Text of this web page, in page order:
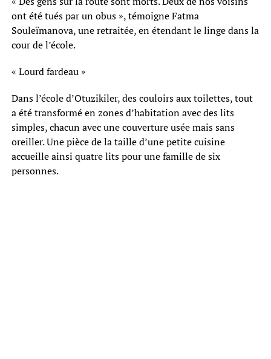
ont été tués par un obus », témoigne Fatma
Souleïmanova, une retraitée, en étendant le linge dans la
cour de l’école.
« Lourd fardeau »
Dans l’école d’Otuzikiler, des couloirs aux toilettes, tout
a été transformé en zones d’habitation avec des lits
simples, chacun avec une couverture usée mais sans
oreiller. Une pièce de la taille d’une petite cuisine
accueille ainsi quatre lits pour une famille de six
personnes.